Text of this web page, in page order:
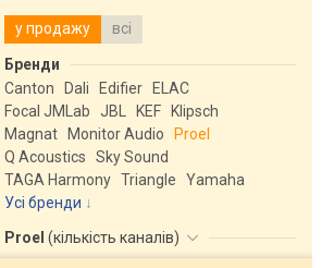
у продажу всі
Бренди
Canton
Dali Edifier
ELAC
Focal JMLab
JBL KEF
Klipsch
Magnat
Monitor Audio
Proel
Q Acoustics
Sky Sound
TAGA Harmony Triangle
Yamaha
Усі бренди
Proel (кількість каналів)